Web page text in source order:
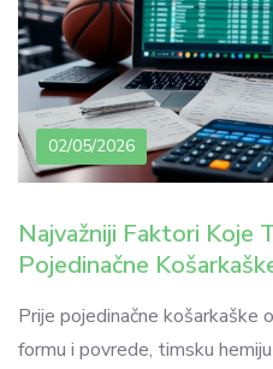
02/05/2026
Najvažniji Faktori Koje
Pojedinačne
Prije pojedinačne
formu i povrede, timsku